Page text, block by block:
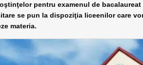
pentru examenul de
se pun la dispoziţia liceenilor care
materia.